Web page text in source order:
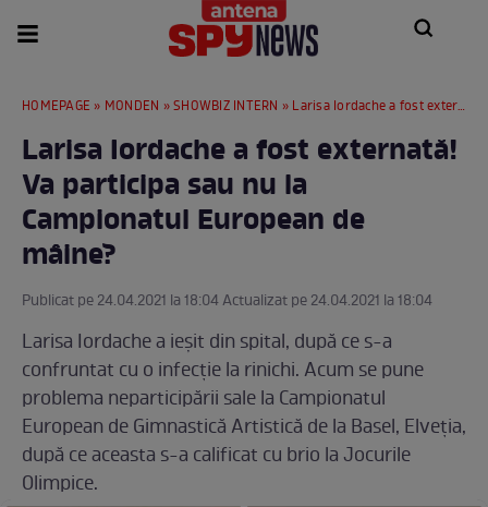
HOMEPAGE » MONDEN »SHOWBIZ INTERN » Larisa Iordache a fost externată! Va participa sau nu la Campionatul European de mâine?
Larisa Iordache a fost externată!
Va participa sau nu la
Campionatul European de
mâine?
Publicat pe 24.04.2021 la 18:04 Actualizat pe 24.04.2021 la 18:04
Larisa Iordache a ieșit din spital, după ce s-a
confruntat cu o infecție la rinichi. Acum se pune
problema neparticipării sale la Campionatul
European de Gimnastică Artistică de la Basel, Elveția,
după ce aceasta s-a calificat cu brio la Jocurile
Olimpice.